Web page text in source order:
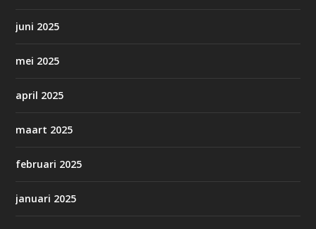
juni 2025
mei 2025
april 2025
maart 2025
februari 2025
januari 2025